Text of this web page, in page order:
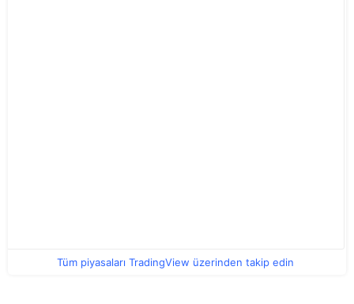
Tüm piyasaları TradingView üzerinden takip edin